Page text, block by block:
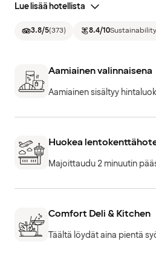
Lue lisää hotellista
3.8/5(373) 8.4/10
Aamiainen valinnaisena
Aamiainen sisältyy
Huokea
Majoittaudu 2 minuutin
Comfort Deli & Kitchen
Täältä löydät aina pientä